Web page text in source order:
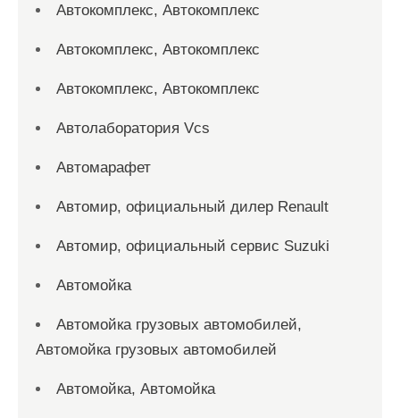
Автокомплекс, Автокомплекс
Автокомплекс, Автокомплекс
Автокомплекс, Автокомплекс
Автолаборатория Vcs
Автомарафет
Автомир, официальный дилер Renault
Автомир, официальный сервис Suzuki
Автомойка
Автомойка грузовых автомобилей,
Автомойка грузовых автомобилей
Автомойка, Автомойка